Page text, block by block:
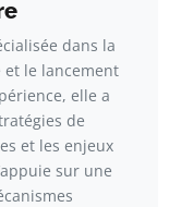
dans la
et le lancement
elle a
de
et les enjeux
sur une